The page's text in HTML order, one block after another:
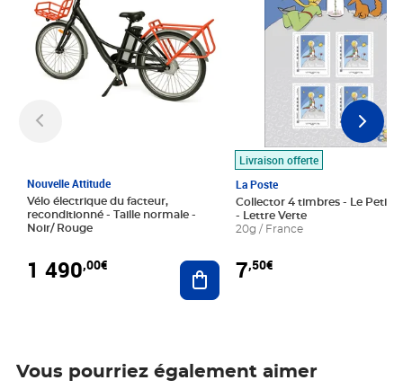
Nouvelle Attitude
Vélo électrique du facteur,
reconditionné - Taille normale -
Noir/ Rouge
1 490,00€ Ajouter au panier
Livraison offerte
La Poste
Collector 4 timbres - Le Petit
- Lettre Verte
20g / France
7,50€
Vous pourriez également aimer